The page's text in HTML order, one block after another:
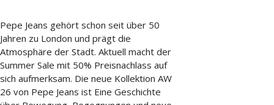
Pepe Jeans gehört schon seit über 50
Jahren zu London und prägt die
Atmosphäre der Stadt. Aktuell macht der
Summer Sale mit 50% Preisnachlass auf
sich aufmerksam. Die neue Kollektion AW
26 von Pepe Jeans ist Eine Geschichte